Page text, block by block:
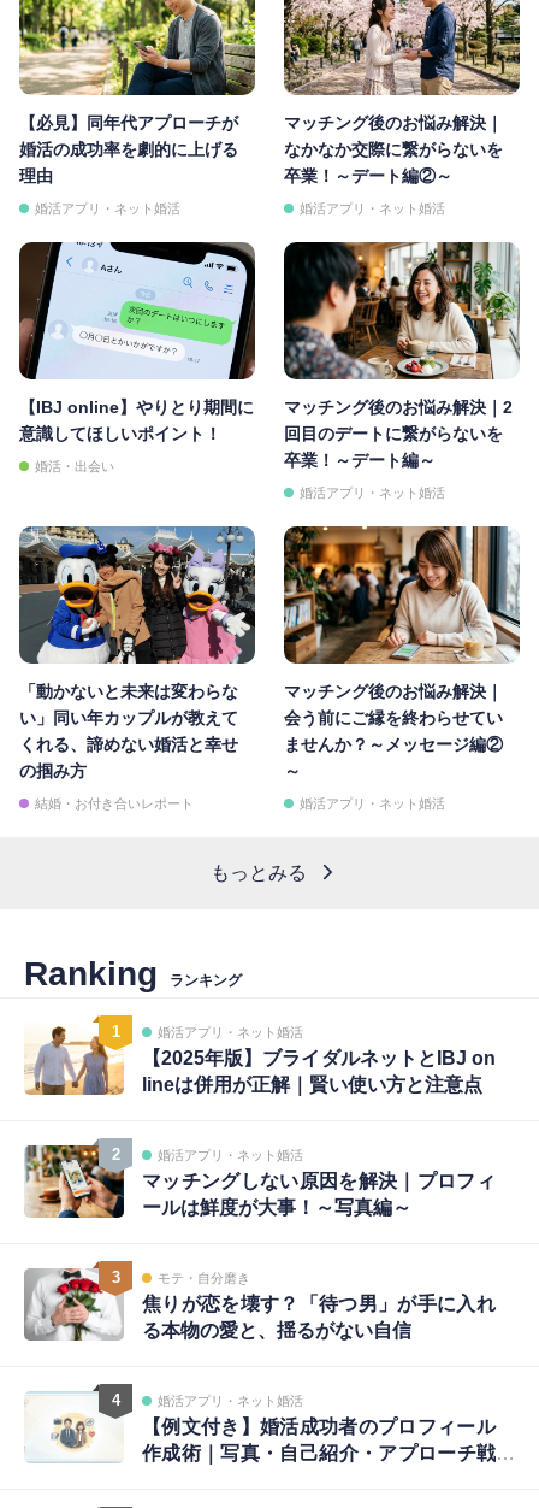
【必見】同年代アプローチが
婚活の成功率を劇的に上げる
理由
婚活アプリ・ネット婚活
マッチング後のお悩み解決｜
なかなか交際に繋がらないを
卒業！～デート編②～
婚活アプリ・ネット婚活
【IBJ online】やりとり期間に
意識してほしいポイント！
婚活・出会い
マッチング後のお悩み解決｜2
回目のデートに繋がらないを
卒業！～デート編～
婚活アプリ・ネット婚活
「動かないと未来は変わらな
い」同い年カップルが教えて
くれる、諦めない婚活と幸せ
の掴み方
結婚・お付き合いレポート
マッチング後のお悩み解決｜
会う前にご縁を終わらせてい
ませんか？～メッセージ編②
～
婚活アプリ・ネット婚活
もっとみる
Ranking ランキング
1 婚活アプリ・ネット婚活
【2025年版】ブライダルネットとIBJ on
lineは併用が正解｜賢い使い方と注意点
2 婚活アプリ・ネット婚活
マッチングしない原因を解決｜プロフィ
ールは鮮度が大事！～写真編～
3 モテ・自分磨き
焦りが恋を壊す？「待つ男」が手に入れ
る本物の愛と、揺るがない自信
4 婚活アプリ・ネット婚活
【例文付き】婚活成功者のプロフィール
作成術｜写真・自己紹介・アプローチ戦